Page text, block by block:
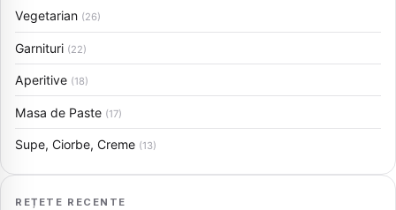
Vegetarian (26)
Garnituri (22)
Aperitive (18)
Masa de Paste (17)
Supe, Ciorbe, Creme (13)
REȚETE RECENTE